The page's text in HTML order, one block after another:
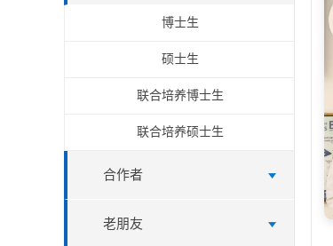
博士生
硕士生
联合培养博士生
联合培养硕士生
合作者
老朋友